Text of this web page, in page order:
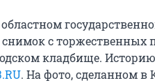
снимок с
кладбище.
. На фото, сделанном в